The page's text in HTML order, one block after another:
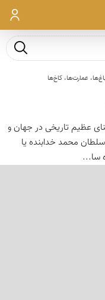
ورود
جست و
عمارت‌ها، کاخ‌ها
عظیم تاریخی در جهان و
محمد خدابنده یا
سا...